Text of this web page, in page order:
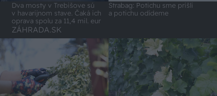
Dva mosty v Trebišove sú
v havarijnom stave. Čaká ich
oprava spolu za 11,4 mil. eur
Strabag: Potichu sme prišli
a potichu odídeme
ZÁHRADA.SK